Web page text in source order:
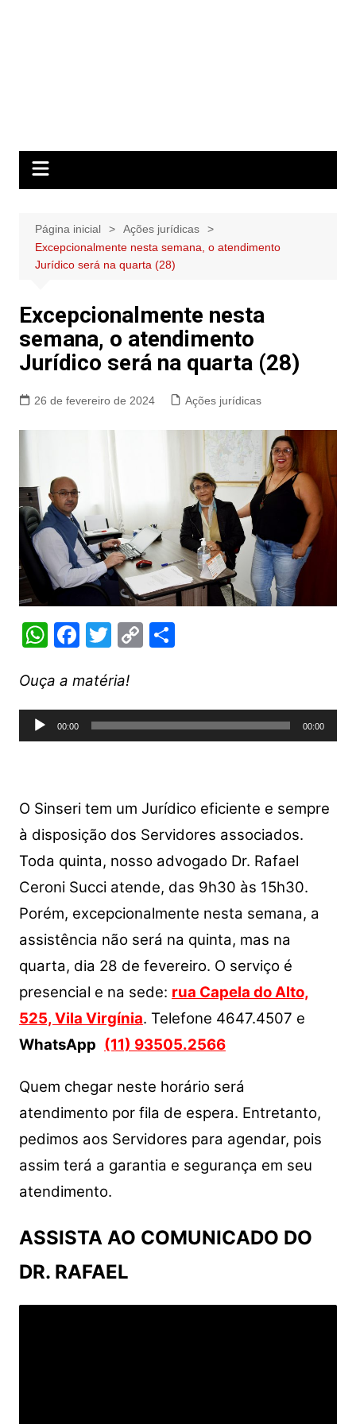
Página inicial
Ações jurídicas
Excepcionalmente nesta semana, o atendimento
Jurídico será na quarta (28)
Excepcionalmente nesta
semana, o atendimento
Jurídico será na quarta (28)
26 de fevereiro de 2024 Ações jurídicas
W
at
s
A
F
c
e
b
k
T
itt
er
C
y
Li
S
e
Ouça a matéria!
Tocador
de
00:00 00:00
O Sinseri tem um Jurídico eficiente e sempre
à disposição dos Servidores associados.
Toda quinta, nosso advogado Dr. Rafael
Ceroni Succi atende, das 9h30 às 15h30.
Porém, excepcionalmente nesta semana, a
assistência não será na quinta, mas na
quarta, dia 28 de fevereiro. O serviço é
presencial e na sede: rua Capela do Alto,
525, Vila Virgínia. Telefone 4647.4507 e
WhatsApp (11) 93505.2566
Quem chegar neste horário será
atendimento por fila de espera. Entretanto,
pedimos aos Servidores para agendar, pois
assim terá a garantia e segurança em seu
atendimento.
ASSISTA AO COMUNICADO DO
DR. RAFAEL